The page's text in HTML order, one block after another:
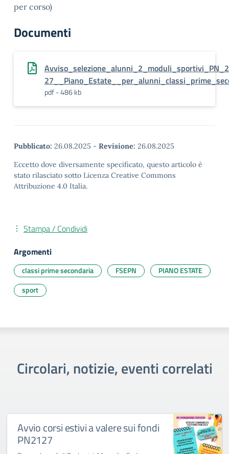
per corso)
Documenti
pdf - 486 kb
Pubblicato: 26.08.2025 - Revisione: 26.08.2025
Eccetto dove diversamente specificato, questo articolo è
stato rilasciato sotto Licenza Creative Commons
Attribuzione 4.0 Italia.
Stampa / Condividi
Argomenti
classi prime secondaria FSEPN
PIANO ESTATE
sport
Circolari, notizie, eventi correlati
Avvio corsi estivi a valere sui fondi
PN2127